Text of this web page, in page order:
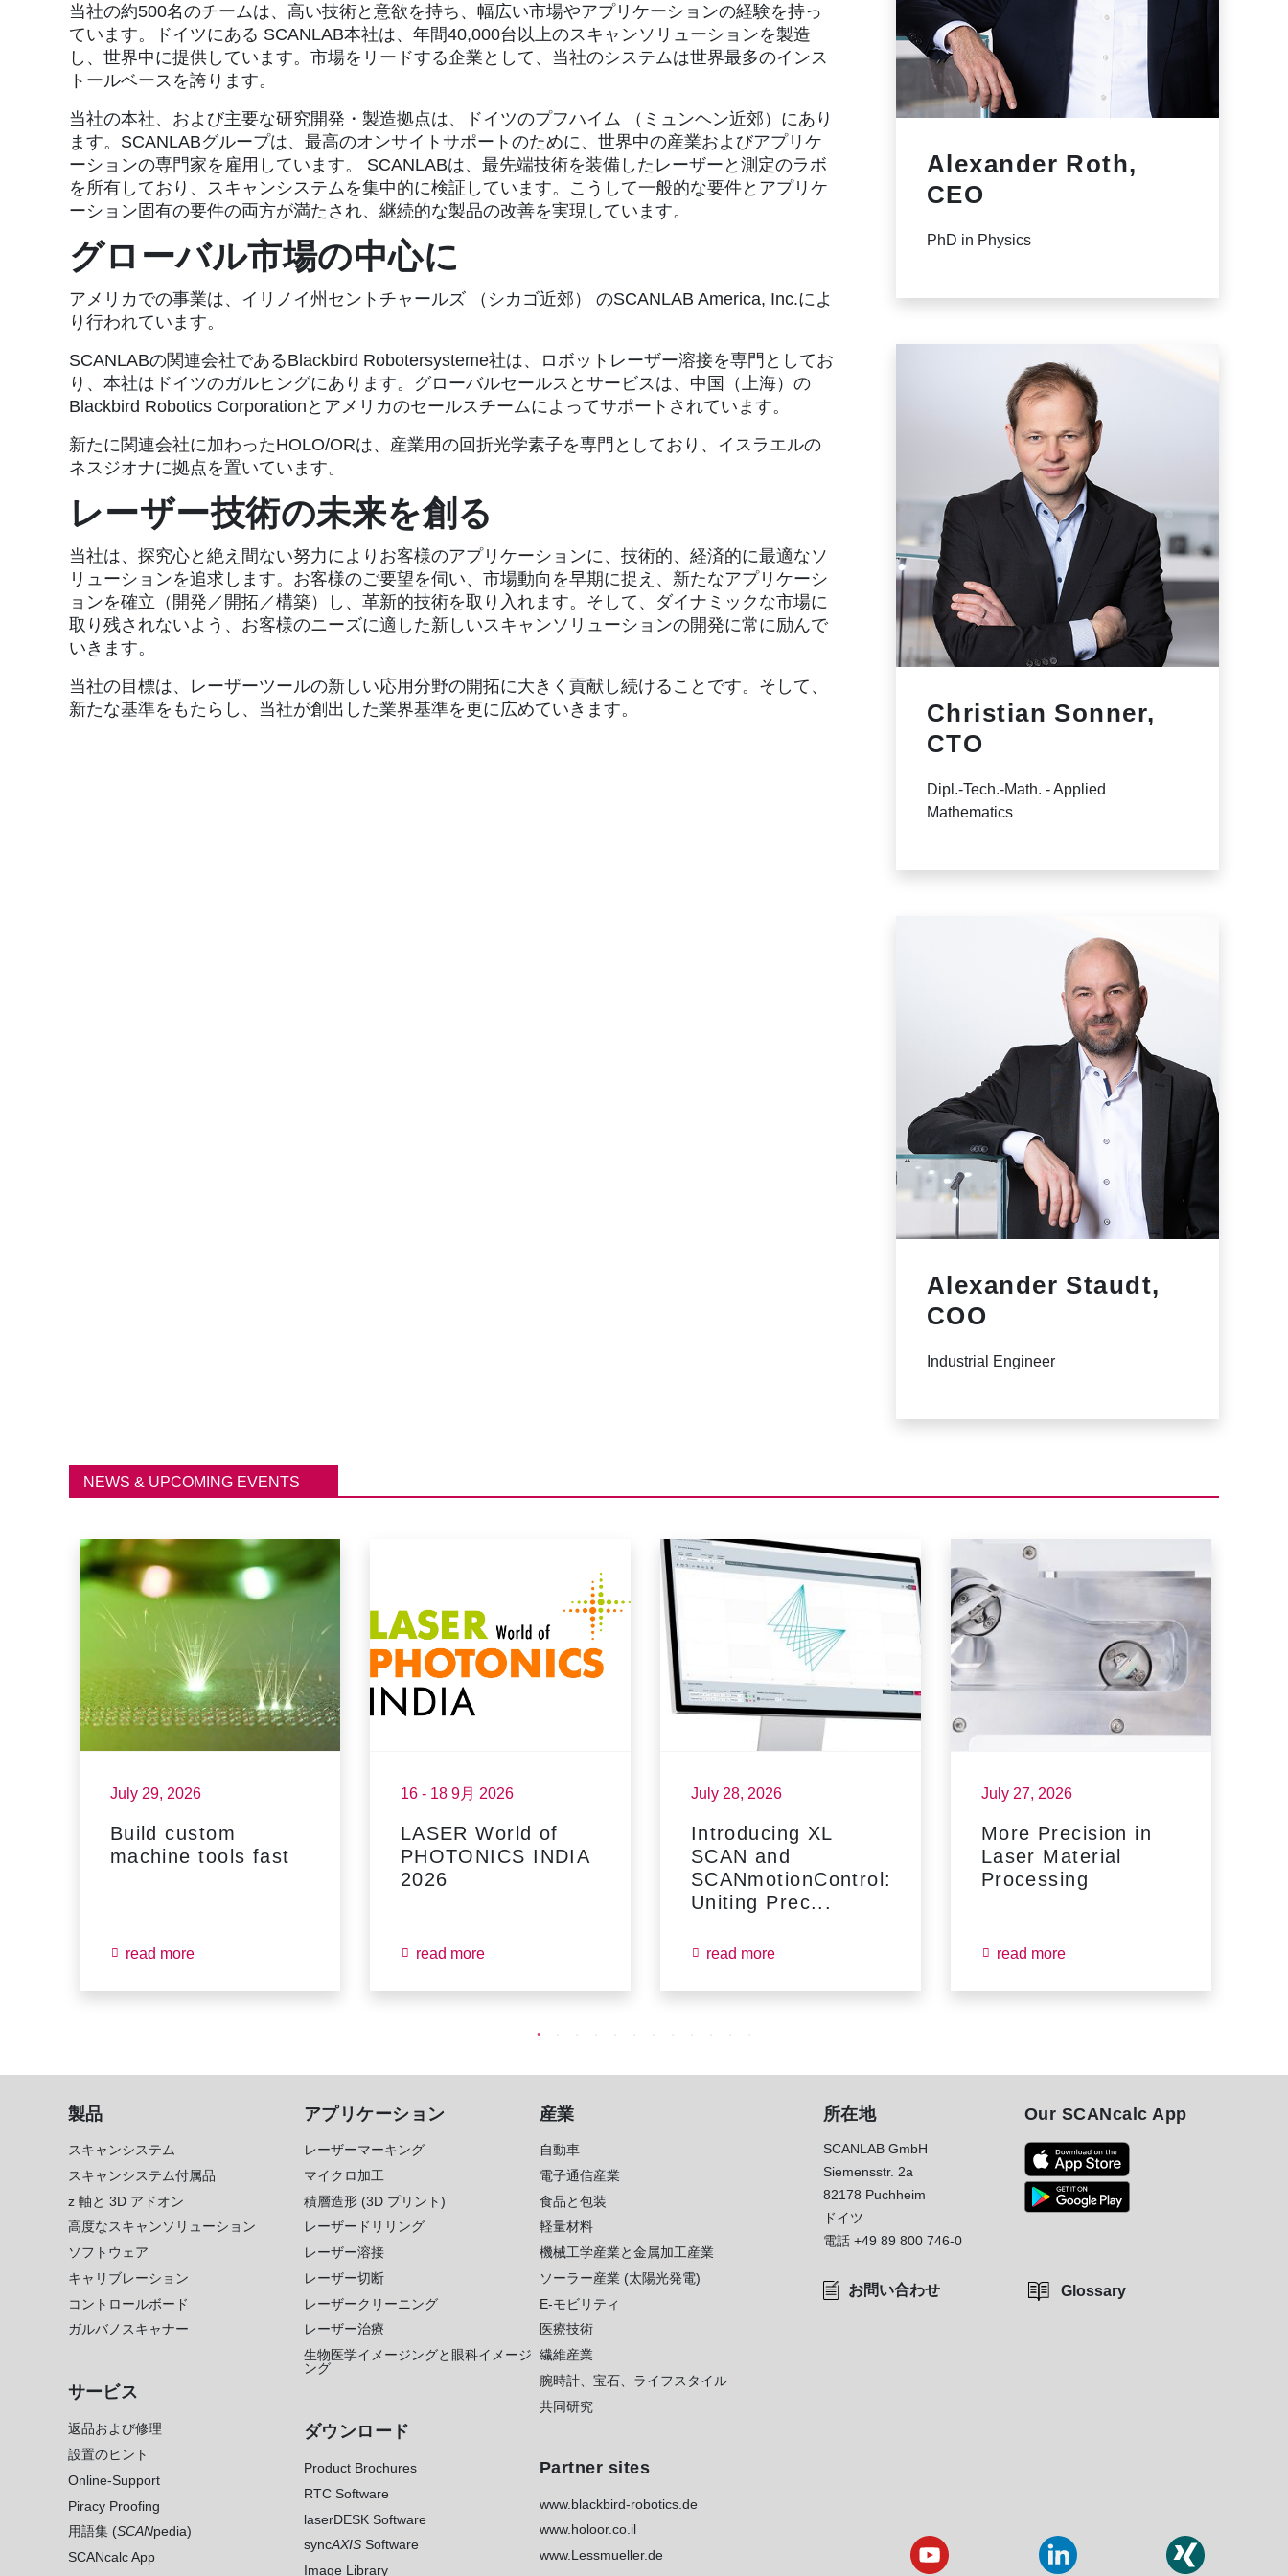
当社の約500名のチームは、高い技術と意欲を持ち、幅広い市場やアプリケーションの経験を持っ
ています。ドイツにある SCANLAB本社は、年間40,000台以上のスキャンソリューションを製造
し、世界中に提供しています。市場をリードする企業として、当社のシステムは世界最多のインス
トールベースを誇ります。
当社の本社、および主要な研究開発・製造拠点は、ドイツのプフハイム （ミュンヘン近郊）にあり
ます。SCANLABグループは、最高のオンサイトサポートのために、世界中の産業およびアプリケ
ーションの専門家を雇用しています。 SCANLABは、最先端技術を装備したレーザーと測定のラボ
を所有しており、スキャンシステムを集中的に検証しています。こうして一般的な要件とアプリケ
ーション固有の要件の両方が満たされ、継続的な製品の改善を実現しています。
グローバル市場の中心に
アメリカでの事業は、イリノイ州セントチャールズ （シカゴ近郊） のSCANLAB America, Inc.によ
り行われています。
SCANLABの関連会社であるBlackbird Robotersysteme社は、ロボットレーザー溶接を専門としてお
り、本社はドイツのガルヒングにあります。グローバルセールスとサービスは、中国（上海）の
Blackbird Robotics Corporationとアメリカのセールスチームによってサポートされています。
新たに関連会社に加わったHOLO/ORは、産業用の回折光学素子を専門としており、イスラエルの
ネスジオナに拠点を置いています。
レーザー技術の未来を創る
当社は、探究心と絶え間ない努力によりお客様のアプリケーションに、技術的、経済的に最適なソ
リューションを追求します。お客様のご要望を伺い、市場動向を早期に捉え、新たなアプリケーシ
ョンを確立（開発／開拓／構築）し、革新的技術を取り入れます。そして、ダイナミックな市場に
取り残されないよう、お客様のニーズに適した新しいスキャンソリューションの開発に常に励んで
いきます。
当社の目標は、レーザーツールの新しい応用分野の開拓に大きく貢献し続けることです。そして、
新たな基準をもたらし、当社が創出した業界基準を更に広めていきます。
Alexander Roth,
CEO
PhD in Physics
Christian Sonner,
CTO
Dipl.-Tech.-Math. - Applied
Mathematics
Alexander Staudt,
COO
Industrial Engineer
NEWS & UPCOMING EVENTS
July 29, 2026
Build custom
machine tools fast
read more
16 - 18 9月 2026
LASER World of
PHOTONICS INDIA
2026
read more
July 28, 2026
Introducing XL
SCAN and
SCANmotionControl:
Uniting Prec...
read more
July 27, 2026
More Precision in
Laser Material
Processing
read more
製品
スキャンシステム
スキャンシステム付属品
z 軸と 3D アドオン
高度なスキャンソリューション
ソフトウェア
キャリブレーション
コントロールボード
ガルバノスキャナー
サービス
返品および修理
設置のヒント
Online-Support
Piracy Proofing
用語集 (SCANpedia)
SCANcalc App
アプリケーション
レーザーマーキング
マイクロ加工
積層造形 (3D プリント)
レーザードリリング
レーザー溶接
レーザー切断
レーザークリーニング
レーザー治療
生物医学イメージングと眼科イメージ
ング
ダウンロード
Product Brochures
RTC Software
laserDESK Software
syncAXISSoftware
Image Library
産業
自動車
電子通信産業
食品と包装
軽量材料
機械工学産業と金属加工産業
ソーラー産業 (太陽光発電)
E-モビリティ
医療技術
繊維産業
腕時計、宝石、ライフスタイル
共同研究
Partner sites
www.blackbird-robotics.de
www.holoor.co.il
www.Lessmueller.de
所在地
SCANLAB GmbH
Siemensstr. 2a
82178 Puchheim
ドイツ
電話 +49 89 800 746-0
お問い合わせ
Our SCANcalc App
Glossary